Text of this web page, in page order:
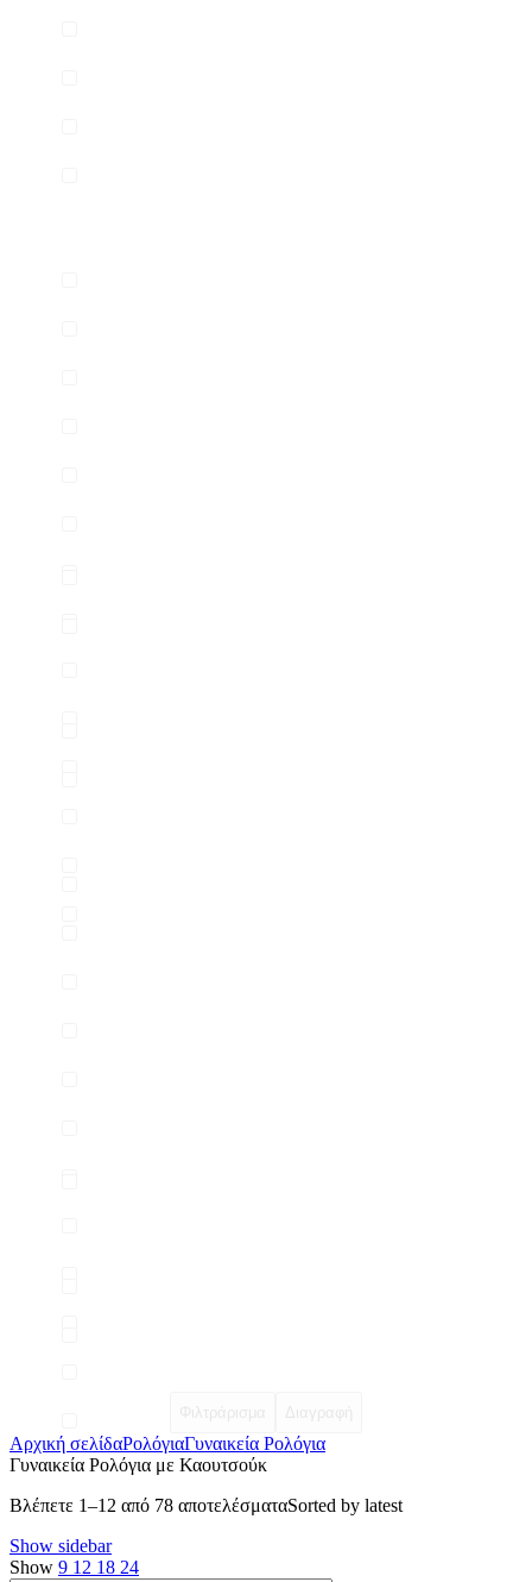
Αρχική σελίδαΡολόγιαΓυναικεία Ρολόγια
Γυναικεία Ρολόγια με Καουτσούκ
Βλέπετε 1–12 από 78 αποτελέσματαSorted by latest
Show sidebar
Show 9 12 18 24